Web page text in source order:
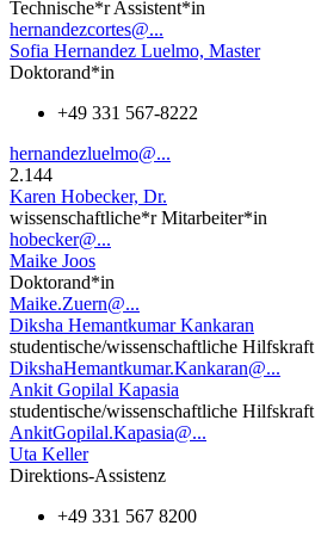
Technische*r Assistent*in
hernandezcortes@...
Sofia Hernandez Luelmo, Master
Doktorand*in
+49 331 567-8222
hernandezluelmo@...
2.144
Karen Hobecker, Dr.
wissenschaftliche*r Mitarbeiter*in
hobecker@...
Maike Joos
Doktorand*in
Maike.Zuern@...
Diksha Hemantkumar Kankaran
studentische/wissenschaftliche Hilfskraft
DikshaHemantkumar.Kankaran@...
Ankit Gopilal Kapasia
studentische/wissenschaftliche Hilfskraft
AnkitGopilal.Kapasia@...
Uta Keller
Direktions-Assistenz
+49 331 567 8200